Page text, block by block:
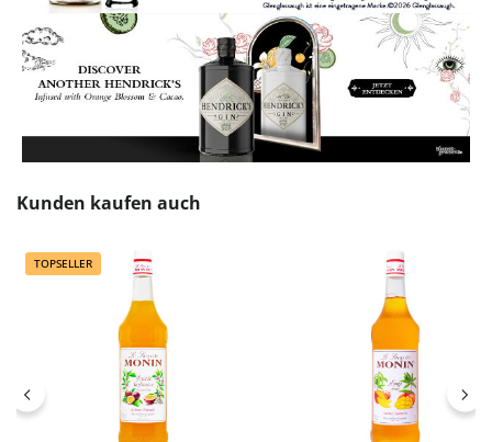
Produktgalerie überspringen
Kunden kaufen auch
TOPSELLER